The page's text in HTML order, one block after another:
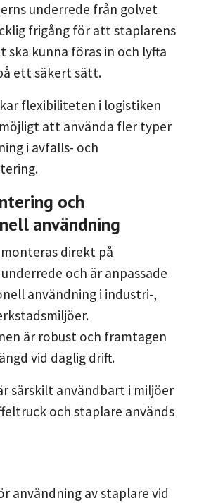
underrede från golvet
frigång för att staplarens
ska kunna föras in och lyfta
ett säkert sätt.
flexibiliteten i logistiken
att använda fler typer
i avfalls- och
och
användning
direkt på
och är anpassade
användning i industri-,
är robust och framtagen
vid daglig drift.
särskilt användbart i miljöer
och staplare används
användning av staplare vid